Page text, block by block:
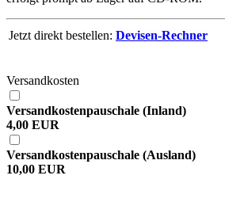
Jetzt direkt bestellen: Devisen-Rechner
Versandkosten
Versandkostenpauschale (Inland)
4,00 EUR
Versandkostenpauschale (Ausland)
10,00 EUR